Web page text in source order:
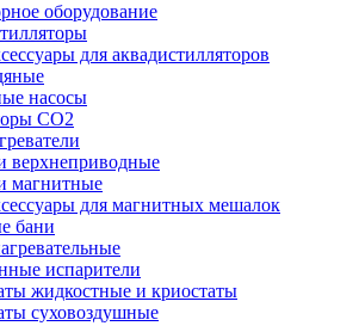
оборудование
для аквадистилляторов
насосы
CO2
верхнеприводные
магнитные
для магнитных мешалок
бани
испарители
жидкостные и криостаты
суховоздушные